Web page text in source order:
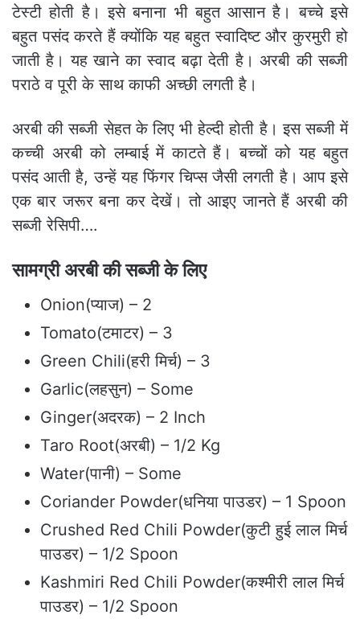
टेस्‍टी होती है। इसे बनाना भी बहुत आसान है। बच्चे इसे
बहुत पसंद करते हैं क्योंकि यह बहुत स्वादिष्ट और कुरमुरी हो
जाती है। यह खाने का स्वाद बढ़ा देती है। अरबी की सब्जी
पराठे व पूरी के साथ काफी अच्‍छी लगती है।
अरबी की सब्‍जी सेहत के लिए भी हेल्‍दी होती है। इस सब्जी में
कच्ची अरबी को लम्बाई में काटते हैं। बच्चों को यह बहुत
पसंद आती है, उन्हें यह फिंगर चिप्स जैसी लगती है। आप इसे
एक बार जरूर बना कर देखें। तो आइए जानते हैं अरबी की
सब्‍जी रेसिपी….
सामग्री अरबी की सब्‍जी के लिए
Onion(प्याज) – 2
Tomato(टमाटर) – 3
Green Chili(हरी मिर्च) – 3
Garlic(लहसुन) – Some
Ginger(अदरक) – 2 Inch
Taro Root(अरबी) – 1/2 Kg
Water(पानी) – Some
Coriander Powder(धनिया पाउडर) – 1 Spoon
Crushed Red Chili Powder(कुटी हुई लाल मिर्च
पाउडर) – 1/2 Spoon
Kashmiri Red Chili Powder(कश्मीरी लाल मिर्च
पाउडर) – 1/2 Spoon